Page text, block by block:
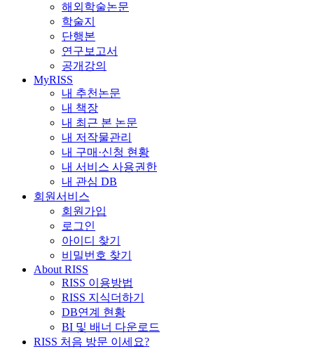
해외학술논문
학술지
단행본
연구보고서
공개강의
MyRISS
내 추천논문
내 책장
내 최근 본 논문
내 저작물관리
내 구매·신청 현황
내 서비스 사용권한
내 관심 DB
회원서비스
회원가입
로그인
아이디 찾기
비밀번호 찾기
About RISS
RISS 이용방법
RISS 지식더하기
DB연계 현황
BI 및 배너 다운로드
RISS 처음 방문 이세요?